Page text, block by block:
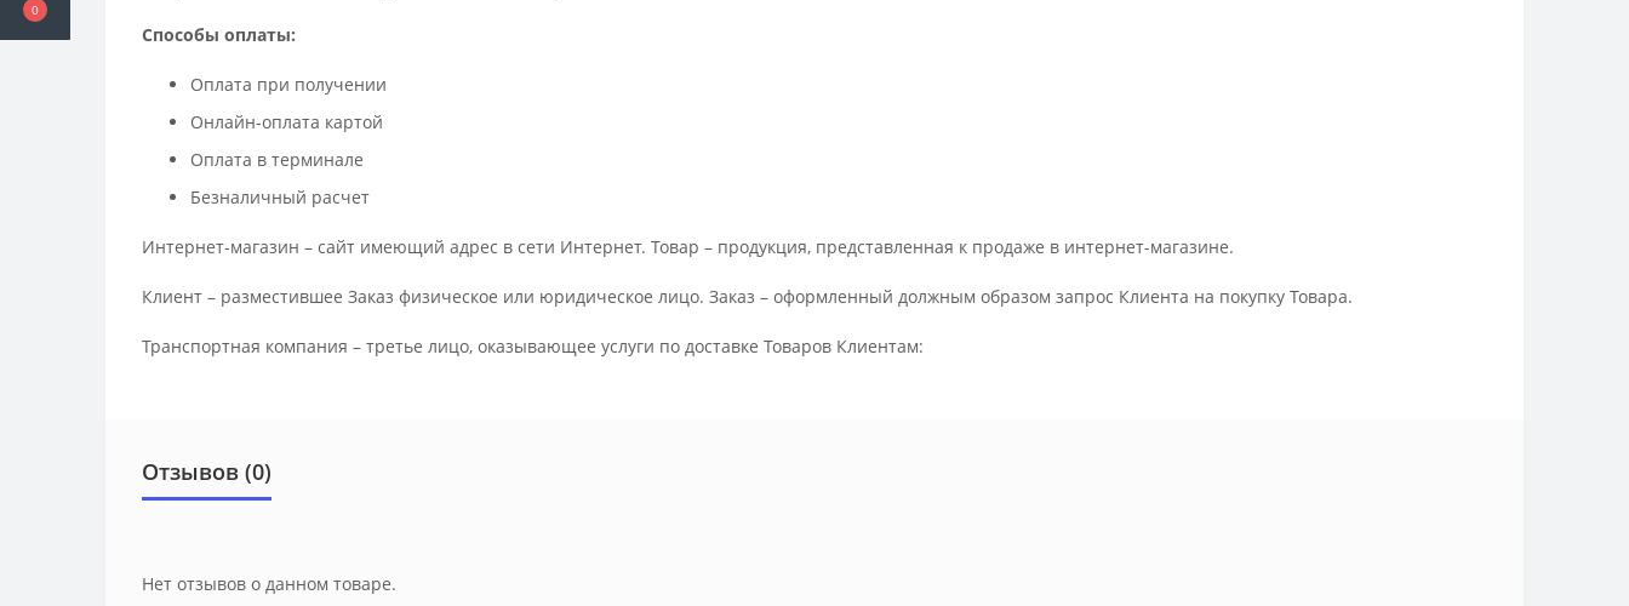
0
Способы оплаты:
Оплата при получении
Онлайн-оплата картой
Оплата в терминале
Безналичный расчет
Интернет-магазин – сайт имеющий адрес в сети Интернет. Товар – продукция, представленная к продаже в интернет-магазине.
Клиент – разместившее Заказ физическое или юридическое лицо. Заказ – оформленный должным образом запрос Клиента на покупку Товара.
Транспортная компания – третье лицо, оказывающее услуги по доставке Товаров Клиентам:
Отзывов (0)
Нет отзывов о данном товаре.